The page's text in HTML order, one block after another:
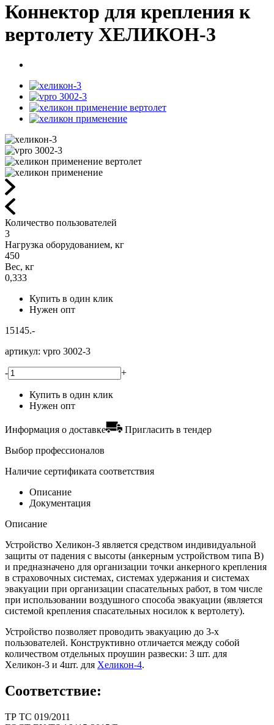
Коннектор для крепления к
вертолету ХЕЛИКОН-3
Количество пользователей
3
Нагрузка оборудованием, кг
450
Вес, кг
0,333
Купить в один клик
Нужен опт
15145.-
артикул: vpro 3002-3
- +
Купить в один клик
Нужен опт
Информация о доставке
Пригласить в тендер
Выбор профессионалов
Наличие сертификата соответствия
Описание
Документация
Описание
Устройство Хеликон-3 является средством индивидуальной
защиты от падения с высоты (анкерным устройством типа В)
и предназначено для организации точки анкерного крепления
в страховочных системах, системах удержания и системах
эвакуации при организации спасательных работ, в том числе
при использовании воздушного способа эвакуации (является
системой крепления спасательных носилок к вертолету).
Устройство позволяет проводить эвакуацию до 3-х
пользователей. Конструктивно отличается между собой
количеством отдельных проушин развески: 3 шт. для
Хеликон-3 и 4шт. для Хеликон-4.
Соответствие:
ТР ТС 019/2011